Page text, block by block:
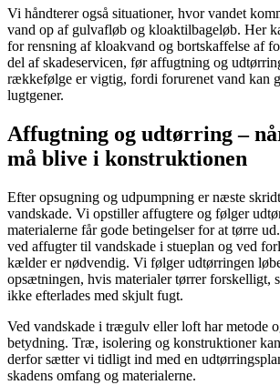
Vi håndterer også situationer, hvor vandet
vand op af gulvafløb og kloaktilbageløb. Her
for rensning af kloakvand og bortskaffelse af
del af skadeservicen, før affugtning og
rækkefølge er vigtig, fordi forurenet vand kan
lugtgener.
Affugtning og udtørring –
må blive i konstruktionen
Efter opsugning og udpumpning er næste
vandskade. Vi opstiller affugtere og følger
materialerne får gode betingelser for at tørre
ved affugter til vandskade i stueplan og ved
kælder er nødvendig. Vi følger udtørringen
opsætningen, hvis materialer tørrer forskelligt,
ikke efterlades med skjult fugt.
Ved vandskade i trægulv eller loft har metode
betydning. Træ, isolering og konstruktioner
derfor sætter vi tidligt ind med en
skadens omfang og materialerne.